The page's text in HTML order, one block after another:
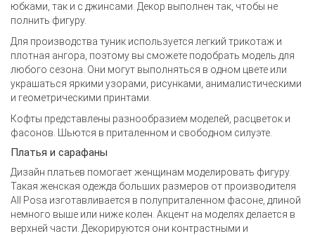
юбками, так и с джинсами. Декор выполнен так, чтобы не
полнить фигуру.
Для производства туник используется легкий трикотаж и
плотная ангора, поэтому вы сможете подобрать модель для
любого сезона. Они могут выполняться в одном цвете или
украшаться яркими узорами, рисунками, анималистическими
и геометрическими принтами.
Кофты представлены разнообразием моделей, расцветок и
фасонов. Шьются в приталенном и свободном силуэте.
Платья и сарафаны
Дизайн платьев помогает женщинам моделировать фигуру.
Такая женская одежда больших размеров от производителя
All Posa изготавливается в полуприталенном фасоне, длиной
немного выше или ниже колен. Акцент на моделях делается в
верхней части. Декорируются они контрастными и